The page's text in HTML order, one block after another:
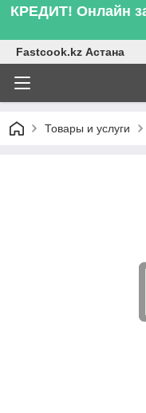
КРЕДИТ! Онлайн
Fastcook.kz Астана
Товары и услуги